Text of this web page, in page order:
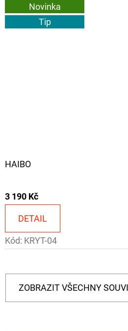
Novinka
Tip
HAIBO
3 190 Kč
DETAIL
Kód: KRYT-04
ZOBRAZIT VŠECHNY